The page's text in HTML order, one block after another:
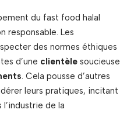
du fast food halal
responsable. Les
des normes éthiques
d’une clientèle soucieuse
. Cela pousse d’autres
leurs pratiques, incitant
de la